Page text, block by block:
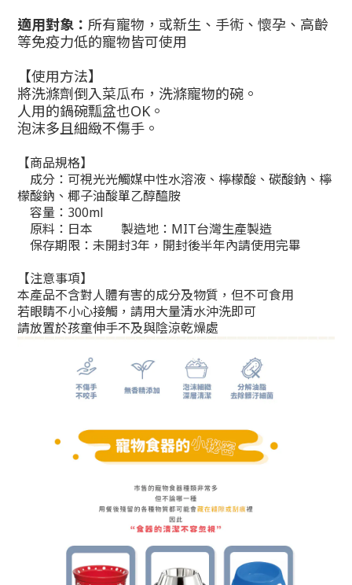
適用對象： 所有寵物，或新生、手術、懷孕、高齡
等免疫力低的寵物皆可使用
【使用方法】
將洗滌劑倒入菜瓜布，洗滌寵物的碗。
人用的鍋碗瓢盆也OK。
泡沫多且細緻不傷手。
【商品規格】
成分：可視光光觸媒中性水溶液、檸檬酸、碳酸鈉、檸
檬酸鈉、椰子油酸單乙醇醯胺
容量： 300ml
原料：日本
製造地： MIT台灣生產製造
保存期限：未開封3年，開封後半年內請使用完畢
【注意事項】
本產品不含對人體有害的成分及物質，但不可食用
若眼睛不小心接觸，請用大量清水沖洗即可
請放置於孩童伸手不及與陰涼乾燥處